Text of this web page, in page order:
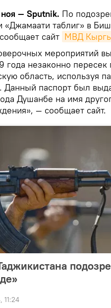
— Sputnik. По
«Джамаати таблиг» в
сайт МВД
мероприятий
года незаконно
область, используя
Данный паспорт был
Душанбе на имя
— сообщает сайт.
11:24